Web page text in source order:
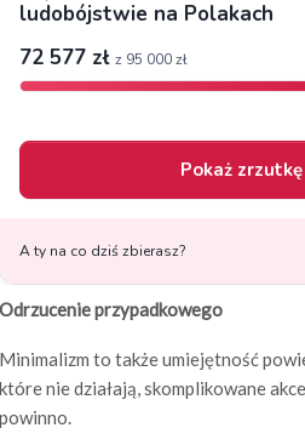
Odrzucenie przypadkowego
Minimalizm to także umiejętność
które nie działają, skomplikowane
powinno.